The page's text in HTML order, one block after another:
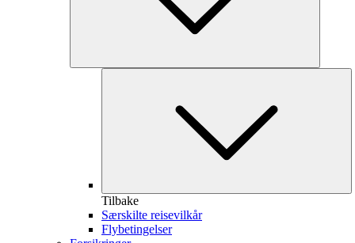
Tilbake
Særskilte reisevilkår
Flybetingelser